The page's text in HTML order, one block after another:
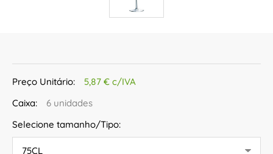
Preço Unitário:
5,87 € c/IVA
Caixa:
6 unidades
Selecione tamanho/Tipo: